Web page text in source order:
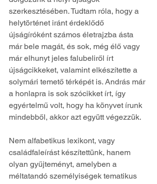
szerkesztésében. Tudtam róla, hogy a
helytörténet iránt érdeklődő
újságíróként számos életrajzba ásta
már bele magát, és sok, még élő vagy
már elhunyt jeles falubeliről írt
újságcikkeket, valamint elkészítette a
solymári temető térképét is. András már
a honlapra is sok szócikket írt, így
egyértelmű volt, hogy ha könyvet írunk
mindebből, akkor azt együtt végezzük.
Nem alfabetikus lexikont, vagy
családfaleírást készítettünk, hanem
olyan gyűjteményt, amelyben a
méltatandó személyiségek tematikus